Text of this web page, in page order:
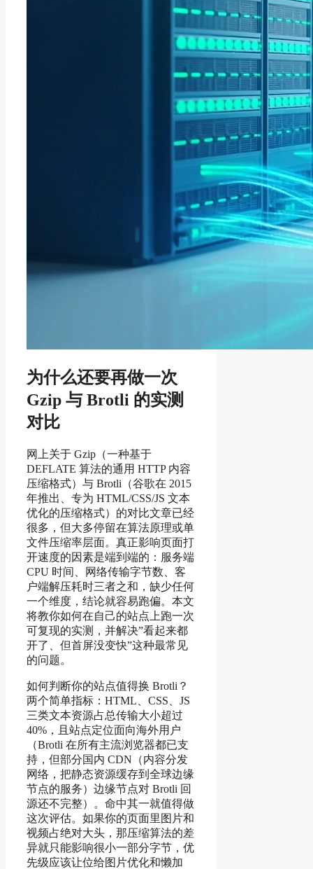
为什么还要再做一次
Gzip 与 Brotli 的实测
对比
网上关于 Gzip（一种基于
DEFLATE 算法的通用 HTTP 内容
压缩格式）与 Brotli（谷歌在 2015
年推出、专为 HTML/CSS/JS 文本
优化的压缩格式）的对比文章已经
很多，但大多停留在算法原理或单
文件压缩率层面。真正影响页面打
开速度的因素是端到端的：服务端
CPU 时间、网络传输字节数、客
户端解压耗时三者之和，缺少任何
一个维度，结论就容易跑偏。本文
将教你如何在自己的站点上跑一次
可复现的实测，并解决”看起来都
开了、但首屏没变快”这种最常见
的问题。
如何判断你的站点值得换 Brotli？
两个简单指标：HTML、CSS、JS
三类文本资源占总传输大小超过
40%，且站点定位面向海外用户
（Brotli 在所有主流浏览器都已支
持，但部分国内 CDN（内容分发
网络，把静态资源缓存到全球边缘
节点的服务）边缘节点对 Brotli 回
源还不完整）。命中其一就值得做
这次评估。如果你的页面里图片和
视频占绝对大头，那压缩算法的差
异就只能影响很小一部分字节，优
先级应该让位给图片优化和懒加